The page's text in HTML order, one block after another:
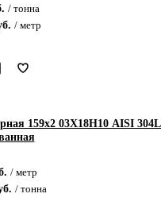
/ тонна
/ метр
159х2 03Х18Н10 AISI 304L
/ метр
/ тонна